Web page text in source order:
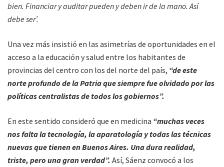
bien. Financiar y auditar pueden y deben ir de la mano. Así
debe ser’.
Una vez más insistió en las asimetrías de oportunidades en el
acceso a la educación y salud entre los habitantes de
provincias del centro con los del norte del país, “de este
norte profundo de la Patria que siempre fue olvidado por las
políticas centralistas de todos los gobiernos”.
En este sentido consideró que en medicina “muchas veces
nos falta la tecnología, la aparatología y todas las técnicas
nuevas que tienen en Buenos Aires. Una dura realidad,
triste, pero una gran verdad”. Así, Sáenz convocó a los